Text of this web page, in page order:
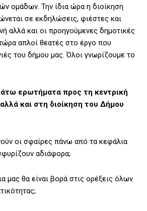
ομάδων. Την ίδια ώρα η διοίκηση
σε εκδηλώσεις, φιέστες και
αλλά και οι προηγούμενες δημοτικές
απλοί θεατές στο έργο που
του δήμου μας. Όλοι γνωρίζουμε το
ερωτήματα προς τη κεντρική
και στη διοίκηση του Δήμου
οι σφαίρες πάνω από τα κεφάλια
αδιάφορα;
μας θα είναι βορά στις ορέξεις όλων